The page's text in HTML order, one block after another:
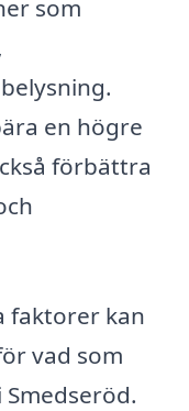
som
en högre
förbättra
faktorer kan
vad som